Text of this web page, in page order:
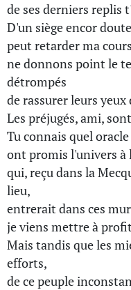
de ses derniers replis
D'un siège encor
peut retarder ma
ne donnons point le
détrompés
de rassurer leurs
Les préjugés, ami,
Tu connais quel
ont promis l'univers à
qui, reçu dans la
lieu,
entrerait dans ces
je viens mettre à
Mais tandis que les
efforts,
de ce peuple